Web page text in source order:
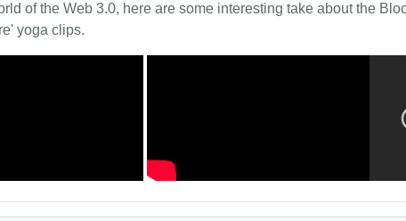
of the Web 3.0, here are some interesting take about the
yoga clips.